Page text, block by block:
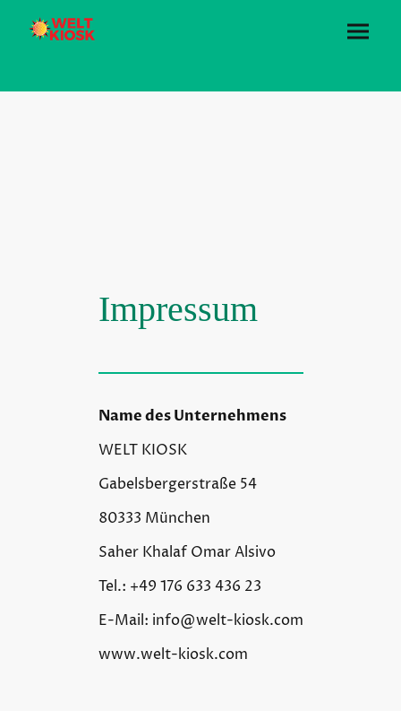
Impressum
Name des Unternehmens
WELT KIOSK
Gabelsbergerstraße 54
80333 München
Saher Khalaf Omar Alsivo
Tel.: +49 176 633 436 23
E-Mail: info@welt-kiosk.com
www.welt-kiosk.com